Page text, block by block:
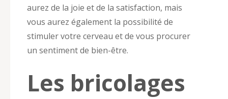
aurez de la joie et de la satisfaction, mais
vous aurez également la possibilité de
stimuler votre cerveau et de vous procurer
un sentiment de bien-être.
Les bricolages